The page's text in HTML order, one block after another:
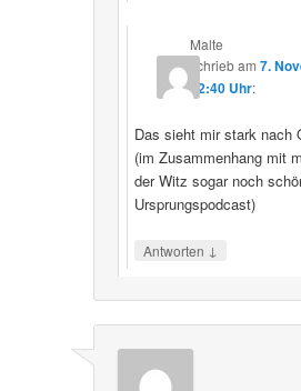
Malte
schriebam7.
22:40 Uhr:
Das sieht mir stark nach
(im Zusammenhang mit
der Witz sogar noch
Ursprungspodcast)
Antworten ↓